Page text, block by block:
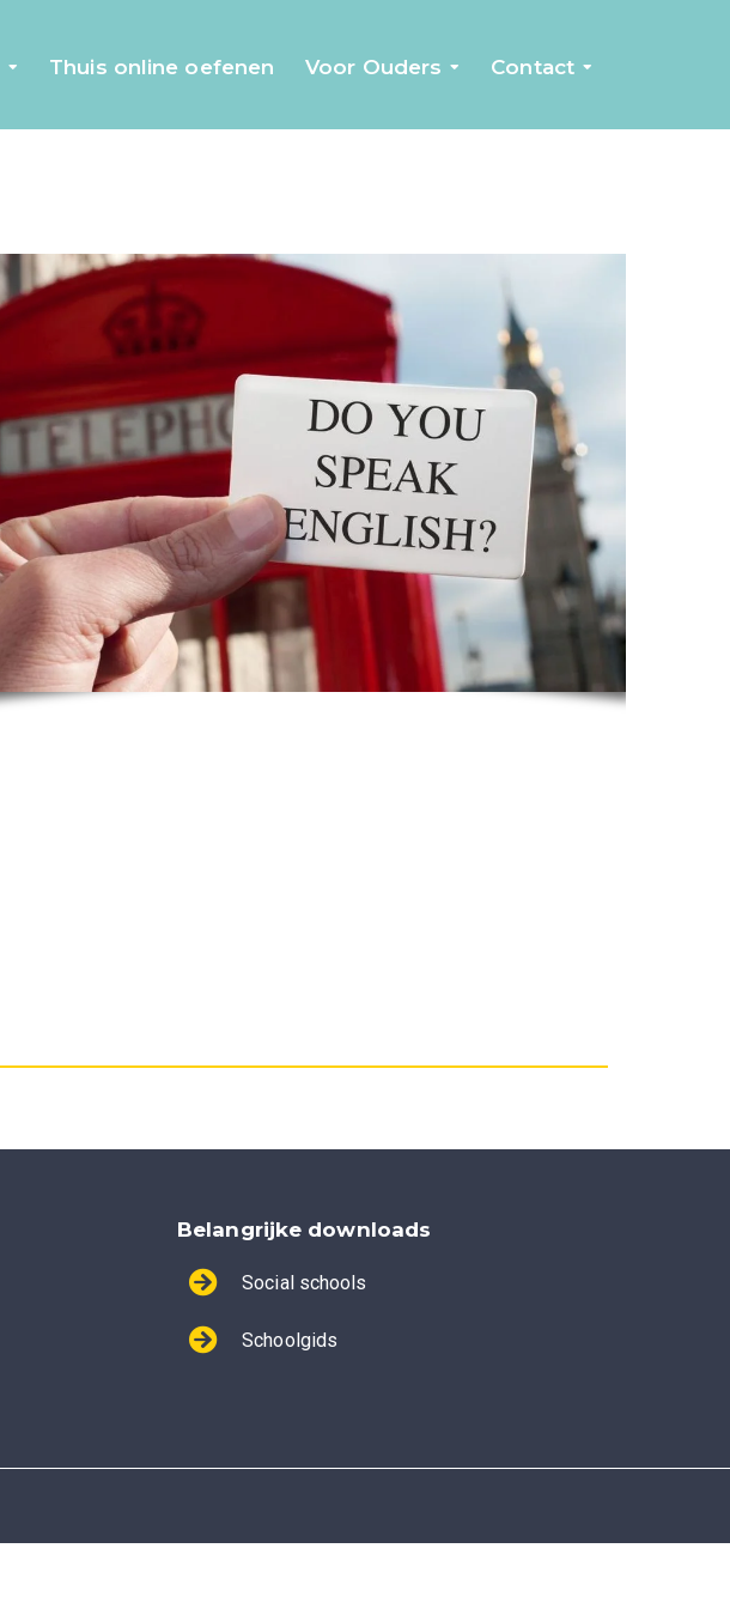
Thuis online oefenen Voor Ouders Contact
Belangrijke downloads
Social schools
Schoolgids